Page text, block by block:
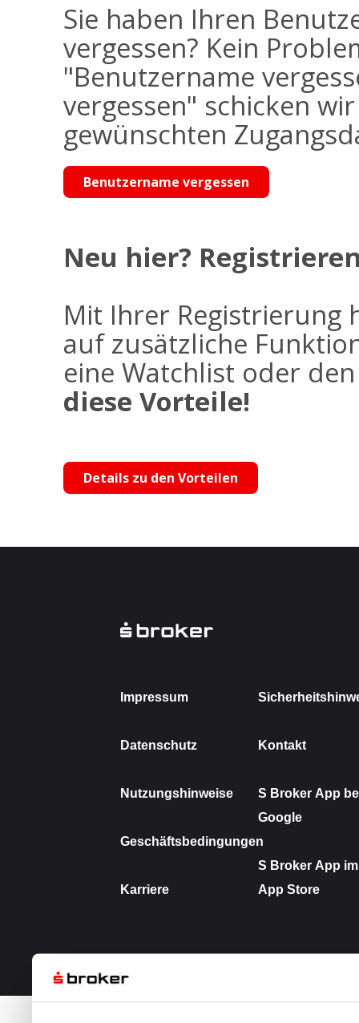
Sie haben Ihren
vergessen? Kein
"Benutzername
vergessen" schicken
gewünschten
Benutzername vergessen
Neu hier?
Mit Ihrer Registrierung
auf zusätzliche
eine Watchlist oder
diese Vorteile!
Details zu den Vorteilen